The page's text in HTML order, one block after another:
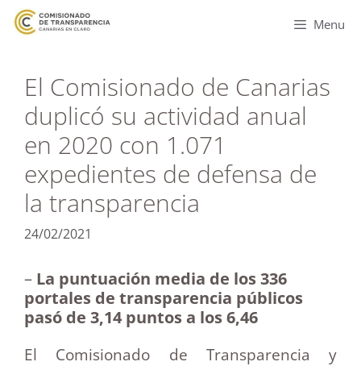
Menu
El Comisionado de Canarias
duplicó su actividad anual
en 2020 con 1.071
expedientes de defensa de
la transparencia
24/02/2021
– La puntuación media de los 336
portales de transparencia públicos
pasó de 3,14 puntos a los 6,46
El Comisionado de Transparencia y